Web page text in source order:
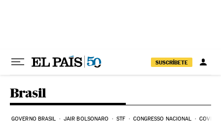
SUSCRÍBETE
Brasil
GOVERNO BRASIL JAIR BOLSONARO STF CONGRESSO NACIONAL COVID-